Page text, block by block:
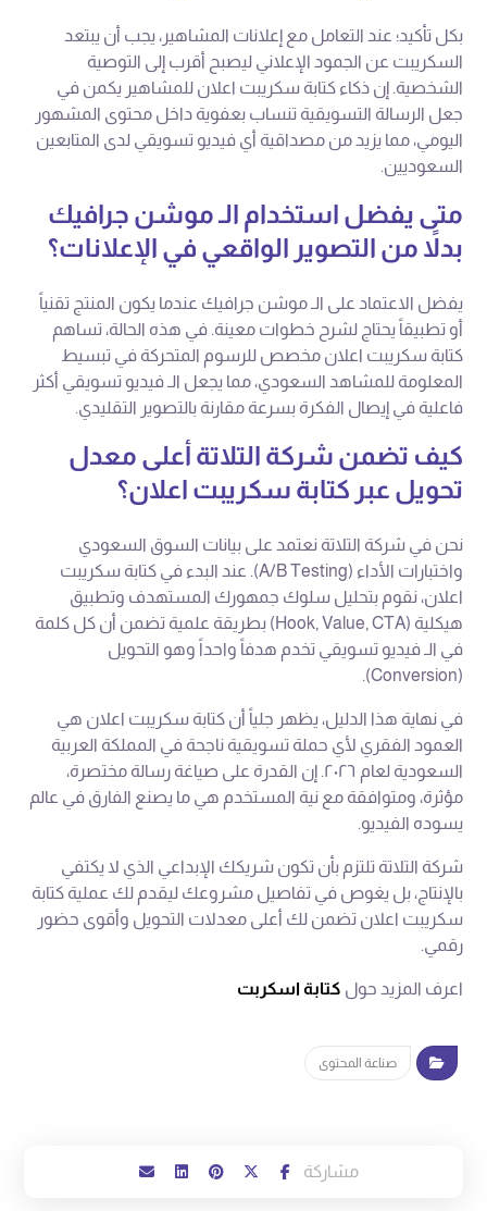
بكل تأكيد؛ عند التعامل مع إعلانات المشاهير، يجب أن يبتعد
السكريبت عن الجمود الإعلاني ليصبح أقرب إلى التوصية
الشخصية. إن ذكاء كتابة سكريبت اعلان للمشاهير يكمن في
جعل الرسالة التسويقية تنساب بعفوية داخل محتوى المشهور
اليومي، مما يزيد من مصداقية أي فيديو تسويقي لدى المتابعين
السعوديين.
متى يفضل استخدام الـ موشن جرافيك
بدلاً من التصوير الواقعي في الإعلانات؟
يفضل الاعتماد على الـ موشن جرافيك عندما يكون المنتج تقنياً
أو تطبيقاً يحتاج لشرح خطوات معينة. في هذه الحالة، تساهم
كتابة سكريبت اعلان مخصص للرسوم المتحركة في تبسيط
المعلومة للمشاهد السعودي، مما يجعل الـ فيديو تسويقي أكثر
فاعلية في إيصال الفكرة بسرعة مقارنة بالتصوير التقليدي.
كيف تضمن شركة التلاتة أعلى معدل
تحويل عبر كتابة سكريبت اعلان؟
نحن في شركة التلاتة نعتمد على بيانات السوق السعودي
واختبارات الأداء (A/B Testing). عند البدء في كتابة سكريبت
اعلان، نقوم بتحليل سلوك جمهورك المستهدف وتطبيق
هيكلية (Hook, Value, CTA) بطريقة علمية تضمن أن كل كلمة
في الـ فيديو تسويقي تخدم هدفاً واحداً وهو التحويل
(Conversion).
في نهاية هذا الدليل، يظهر جلياً أن كتابة سكريبت اعلان هي
العمود الفقري لأي حملة تسويقية ناجحة في المملكة العربية
السعودية لعام ٢٠٢٦. إن القدرة على صياغة رسالة مختصرة،
مؤثرة، ومتوافقة مع نية المستخدم هي ما يصنع الفارق في عالم
يسوده الفيديو.
شركة التلاتة تلتزم بأن تكون شريكك الإبداعي الذي لا يكتفي
بالإنتاج، بل يغوص في تفاصيل مشروعك ليقدم لك عملية كتابة
سكريبت اعلان تضمن لك أعلى معدلات التحويل وأقوى حضور
رقمي.
اعرف المزيد حول كتابة اسكربت
صناعة المحتوى